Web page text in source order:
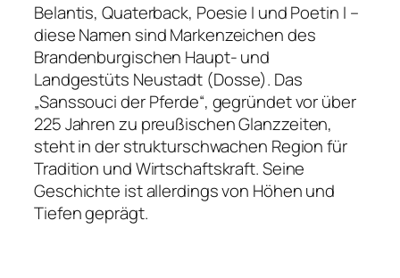
Belantis, Quaterback, Poesie I und Poetin I –
diese Namen sind Markenzeichendes
Brandenburgischen Haupt- und
Landgestüts Neustadt (Dosse). Das
„Sanssouci der Pferde“, gegründet vor über
225 Jahren zu preußischen Glanzzeiten,
steht in der strukturschwachen Region für
Tradition undWirtschaftskraft. Seine
Geschichte ist allerdings von Höhen und
Tiefen geprägt.